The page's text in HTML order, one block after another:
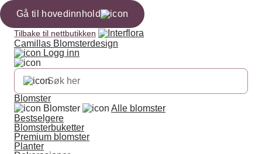
Gå til hovedinnhold
Tilbake til nettbutikken
Camillas Blomsterdesign
Logg inn
Blomster
Blomster
Alle blomster
Bestselgere
Blomsterbuketter
Premium blomster
Planter